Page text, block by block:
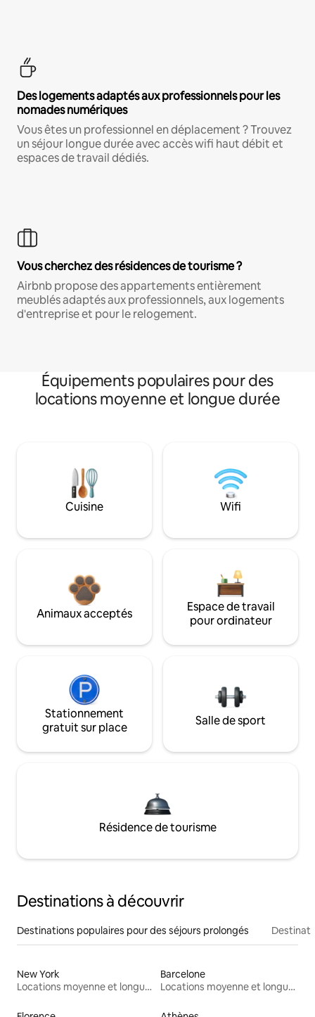
Des logements adaptés aux professionnels pour les
nomades numériques
Vous êtes un professionnel en déplacement ? Trouvez
un séjour longue durée avec accès wifi haut débit et
espaces de travail dédiés.
Vous cherchez des résidences de tourisme ?
Airbnb propose des appartements entièrement
meublés adaptés aux professionnels, aux logements
d'entreprise et pour le relogement.
Équipements populaires pour des
locations moyenne et longue durée
Cuisine Wifi
Animaux acceptés
Espace de travail
pour ordinateur
Stationnement
gratuit sur place
Salle de sport
Résidence de tourisme
Destinations à découvrir
Destinations populaires pour des séjours prolongés
New York
Locations moyenne et longue durée
Barcelone
Locations moyenne et longue durée